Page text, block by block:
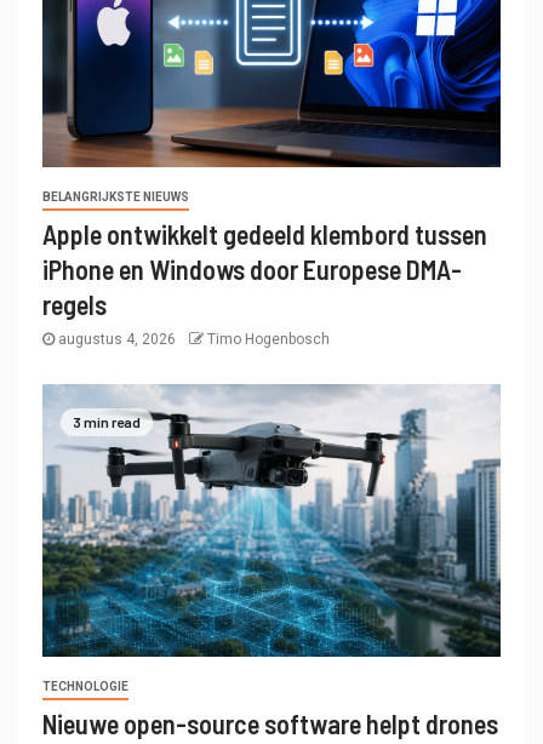
BELANGRIJKSTE NIEUWS
Apple ontwikkelt gedeeld klembord tussen
iPhone en Windows door Europese DMA-
regels
augustus 4, 2026 Timo Hogenbosch
3 min read
TECHNOLOGIE
Nieuwe open-source software helpt drones